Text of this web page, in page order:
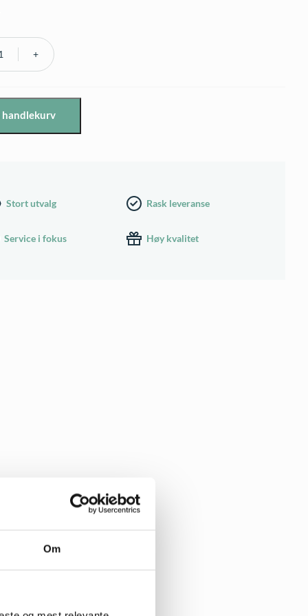
Om
handlekurv
Stort utvalg Rask leveranse
Service i fokus Høy kvalitet